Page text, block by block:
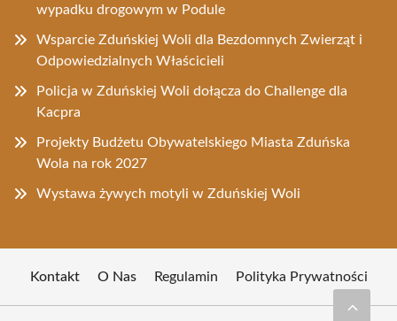
wypadku drogowym w Podule
Wsparcie Zduńskiej Woli dla Bezdomnych Zwierząt i
Odpowiedzialnych Właścicieli
Policja w Zduńskiej Woli dołącza do Challenge dla
Kacpra
Projekty Budżetu Obywatelskiego Miasta Zduńska
Wola na rok 2027
Wystawa żywych motyli w Zduńskiej Woli
Kontakt O Nas Regulamin Polityka Prywatności